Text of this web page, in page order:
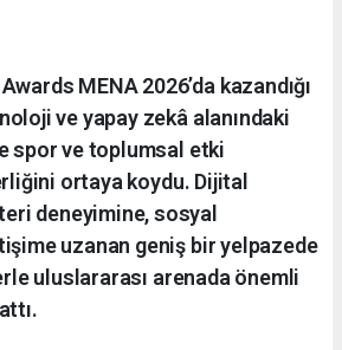
MENA 2026’da kazandığı
ve yapay zekâ alanındaki
spor ve toplumsal etki
ortaya koydu. Dijital
deneyimine, sosyal
uzanan geniş bir yelpazede
uluslararası arenada önemli